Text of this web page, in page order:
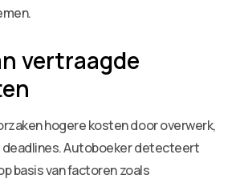
vertraagde
hogere kosten door overwerk,
Autoboeker detecteert
basis van factoren zoals